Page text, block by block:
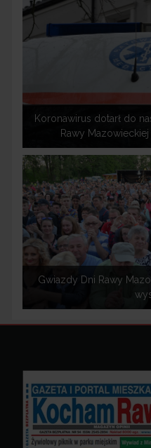
Koronawirus dotarł do
Rawy
Gwiazdy Dni Rawy